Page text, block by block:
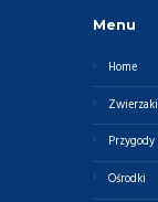
Menu
Home
Zwierzaki
Przygody
Ośrodki